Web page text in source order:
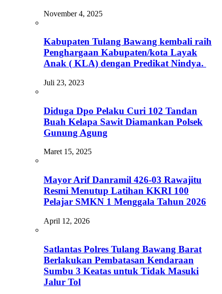
November 4, 2025
Kabupaten Tulang Bawang kembali raih
Penghargaan Kabupaten/kota Layak
Anak ( KLA) dengan Predikat Nindya.
Juli 23, 2023
Diduga Dpo Pelaku Curi 102 Tandan
Buah Kelapa Sawit Diamankan Polsek
Gunung Agung
Maret 15, 2025
Mayor Arif Danramil 426-03 Rawajitu
Resmi Menutup Latihan KKRI 100
Pelajar SMKN 1 Menggala Tahun 2026
April 12, 2026
Satlantas Polres Tulang Bawang Barat
Berlakukan Pembatasan Kendaraan
Sumbu 3 Keatas untuk Tidak Masuki
Jalur Tol